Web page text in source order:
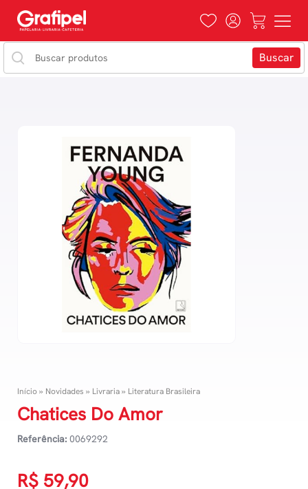
Início» Novidades » Livraria» Literatura Brasileira
Chatices Do Amor
Referência: 0069292
R$ 59,90